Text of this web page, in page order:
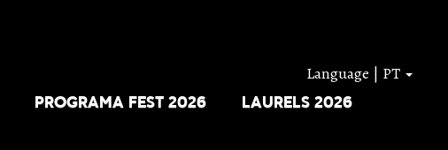
PROGRAMA FEST 2026
LAURELS 2026
Language | PT